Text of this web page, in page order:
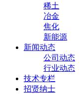
稀土
冶金
焦化
新能源
新闻动态
公司动态
行业动态
技术专栏
招贤纳士